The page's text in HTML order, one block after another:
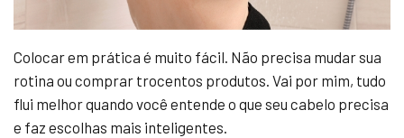
Colocar em prática é muito fácil. Não precisa mudar sua
rotina ou comprar trocentos produtos. Vai por mim, tudo
flui melhor quando você entende o que seu cabelo precisa
e faz escolhas mais inteligentes.